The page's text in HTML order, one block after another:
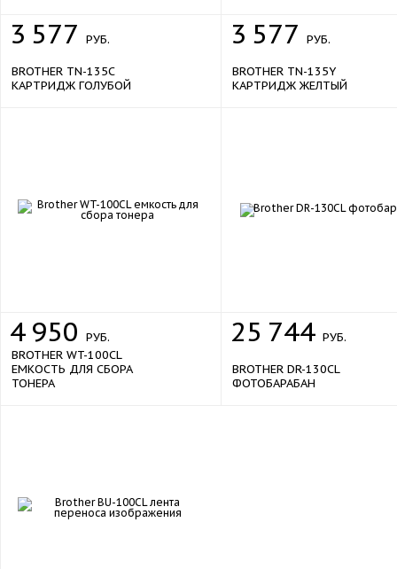
3 577 РУБ.
BROTHER TN-135C
КАРТРИДЖ ГОЛУБОЙ
3 577 РУБ.
BROTHER TN-135Y
КАРТРИДЖ ЖЕЛТЫЙ
4 950 РУБ.
BROTHER WT-100CL
ЕМКОСТЬ ДЛЯ СБОРА
ТОНЕРА
25 744 РУБ.
BROTHER DR-130CL
ФОТОБАРАБАН